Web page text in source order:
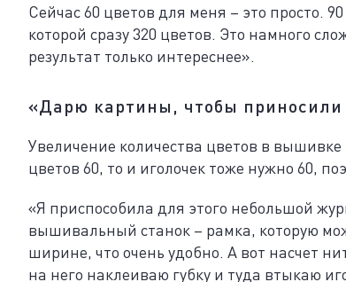
Сейчас 60 цветов для меня – это просто.
которой сразу 320 цветов. Это намного
результат только интереснее».
«Дарю картины, чтобы приносили
Увеличение количества цветов в вышивке
цветов 60, то и иголочек тоже нужно 60,
«Я приспособила для этого небольшой
вышивальный станок – рамка, которую
ширине, что очень удобно. А вот насчет
на него наклеиваю губку и туда втыкаю